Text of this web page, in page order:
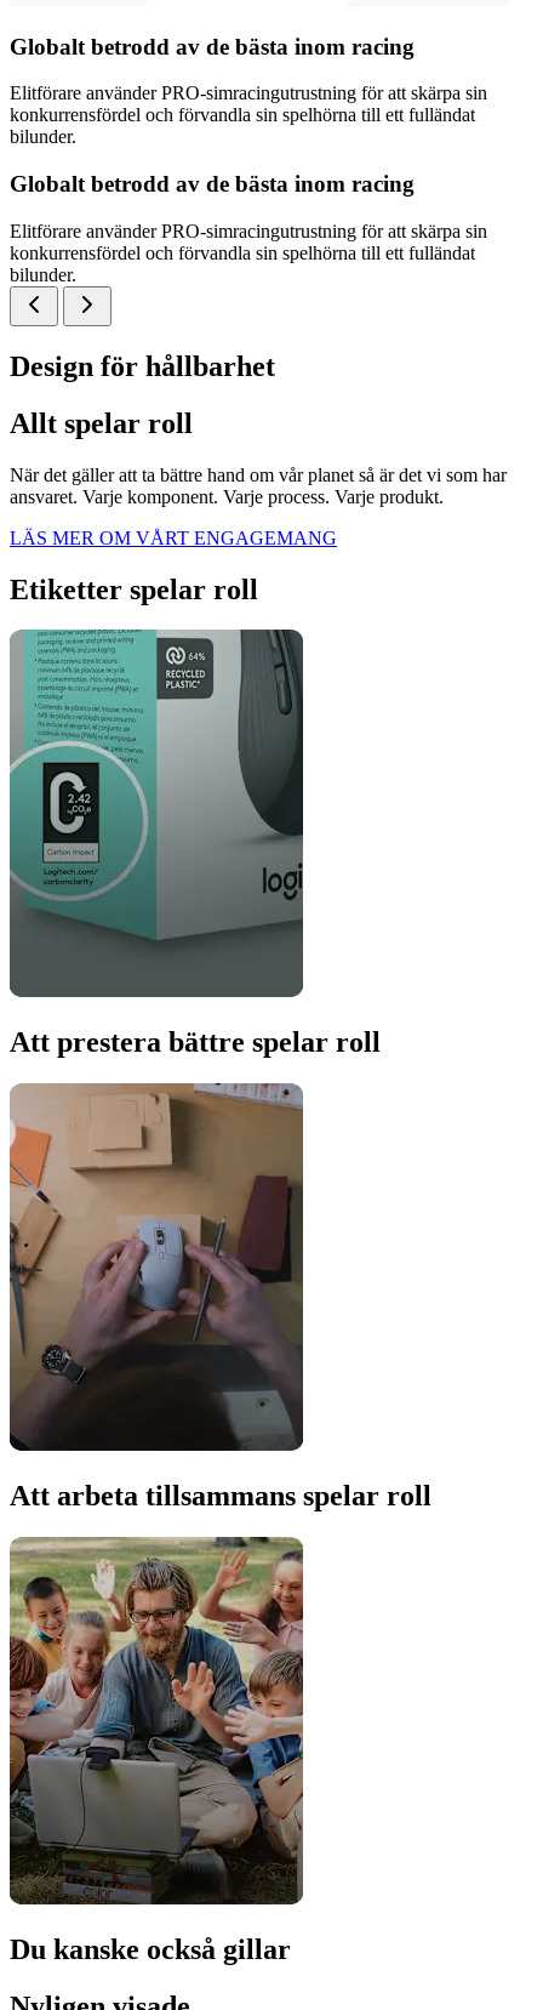
Globalt betrodd av de bästa inom racing
Elitförare använder PRO-simracingutrustning för att skärpa sin
konkurrensfördel och förvandla sin spelhörna till ett fulländat
bilunder.
Globalt betrodd av de bästa inom racing
Elitförare använder PRO-simracingutrustning för att skärpa sin
konkurrensfördel och förvandla sin spelhörna till ett fulländat
bilunder.
Design för hållbarhet
Allt spelar roll
När det gäller att ta bättre hand om vår planet så är det vi som har
ansvaret. Varje komponent. Varje process. Varje produkt.
LÄS MER OM VÅRT ENGAGEMANG
Etiketter spelar roll
Att prestera bättre spelar roll
Att arbeta tillsammans spelar roll
Du kanske också gillar